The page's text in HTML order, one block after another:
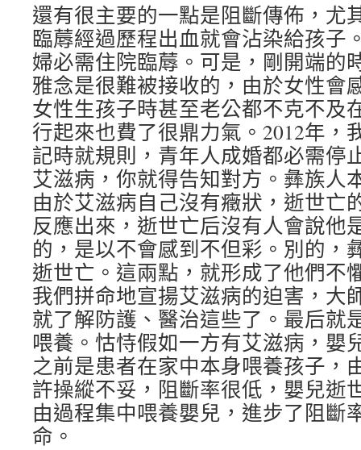
還有很主要的一點是阻斷傳佈，尤
臨蓐經過歷程出血就會沾染給孩子
婦必需住院臨蓐。可是，剛開端的
雅念是很難被接收的，由於女性會
女性生孩子時甚至老公都不克不及
行起來也費了很鼎力氣。2012年，
記時就規則，青年人成婚都必需停
艾滋病，你就得告知對方。彝族人
由於艾滋病自己沒有癥狀，逝世亡
反應出來，逝世亡后沒有人會說他
的，是以不會感到不但彩。別的，
逝世亡。這兩點，就形成了他們不
我們拼命地宣揚艾滋病的迫害，大
就了解防護、醫治這些了。最后就
喂養。怙恃假如一方有艾滋病，嬰
之前是患者在家中本身喂養孩子，
許操縱不妥，阻斷率很低，嬰兒逝
由過程集中喂養嬰兒，進步了阻斷
命。